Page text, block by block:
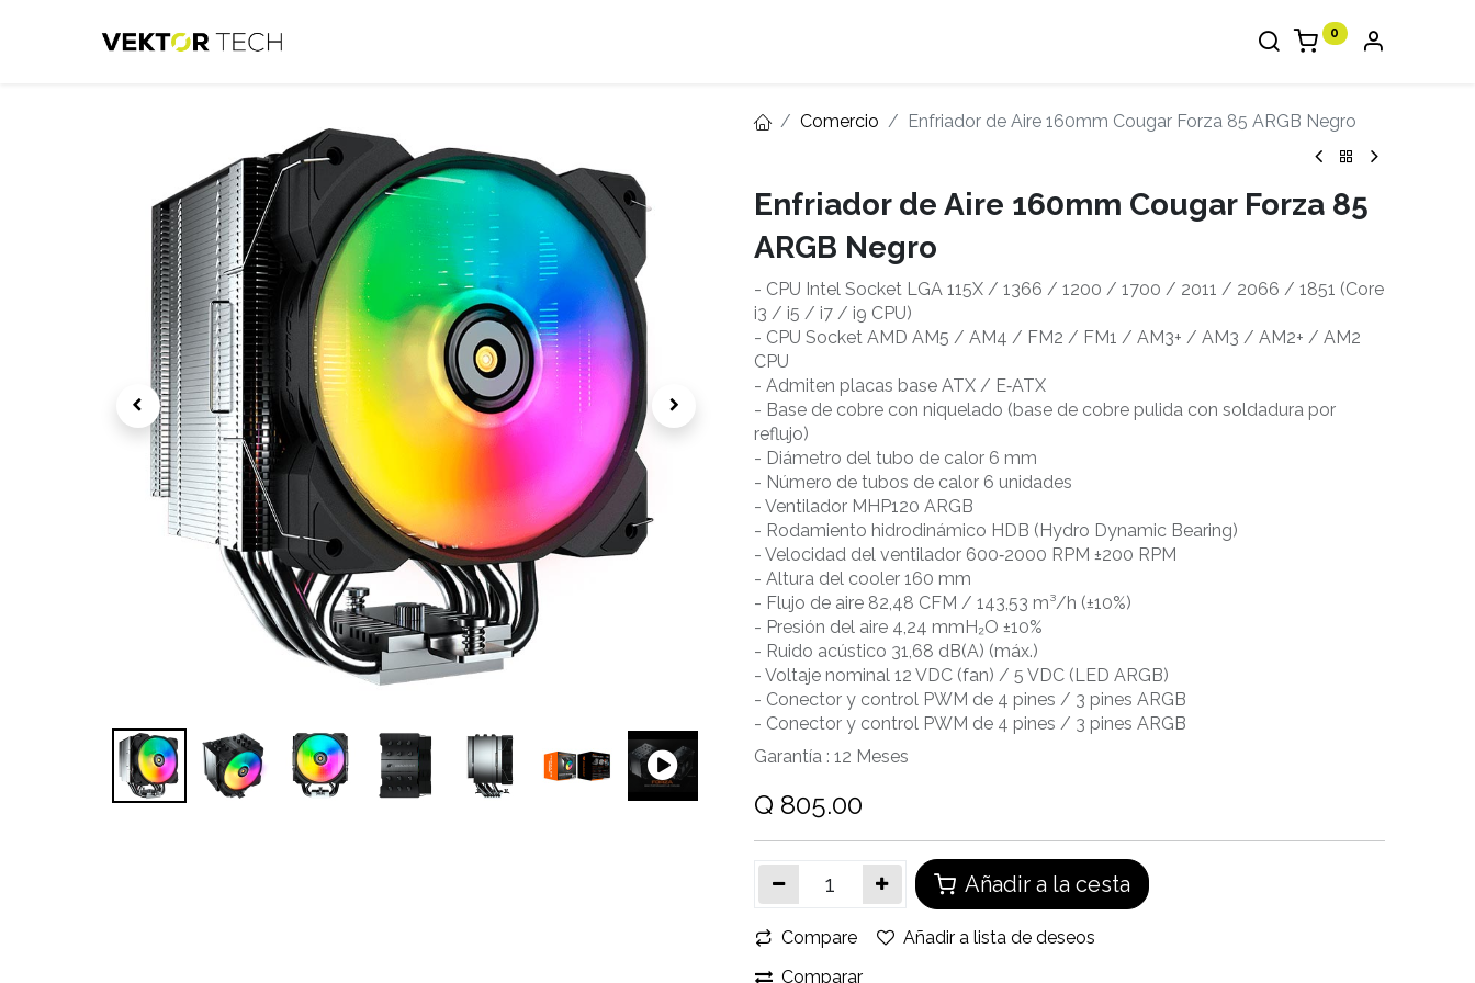
0
Comercio Enfriador de Aire 160mm Cougar Forza 85 ARGB Negro
Enfriador de Aire 160mm Cougar Forza 85
ARGB Negro
- CPU Intel Socket LGA 115X / 1366 / 1200 / 1700 / 2011 / 2066 / 1851 (Core
i3 / i5 / i7 / i9 CPU)
- CPU Socket AMD AM5 / AM4 / FM2 / FM1 / AM3+ / AM3 / AM2+ / AM2
CPU
- Admiten placas base ATX / E‑ATX
- Base de cobre con niquelado (base de cobre pulida con soldadura por
reflujo)
- Diámetro del tubo de calor 6 mm
- Número de tubos de calor 6 unidades
- Ventilador MHP120 ARGB
- Rodamiento hidrodinámico HDB (Hydro Dynamic Bearing)
- Velocidad del ventilador 600‑2000 RPM ±200 RPM
- Altura del cooler 160 mm
- Flujo de aire 82,48 CFM / 143,53 m³/h (±10%)
- Presión del aire 4,24 mmH₂O ±10%
- Ruido acústico 31,68 dB(A) (máx.)
- Voltaje nominal 12 VDC (fan) / 5 VDC (LED ARGB)
- Conector y control PWM de 4 pines / 3 pines ARGB
- Conector y control PWM de 4 pines / 3 pines ARGB
Garantía : 12 Meses
Q 805.00
Añadir a la cesta
Compare
Añadir a lista de deseos
Comparar